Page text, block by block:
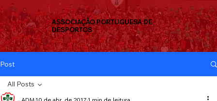
ASSOCIAÇÃO PORTUGUESA DE
DESPORTOS
Post
All Posts